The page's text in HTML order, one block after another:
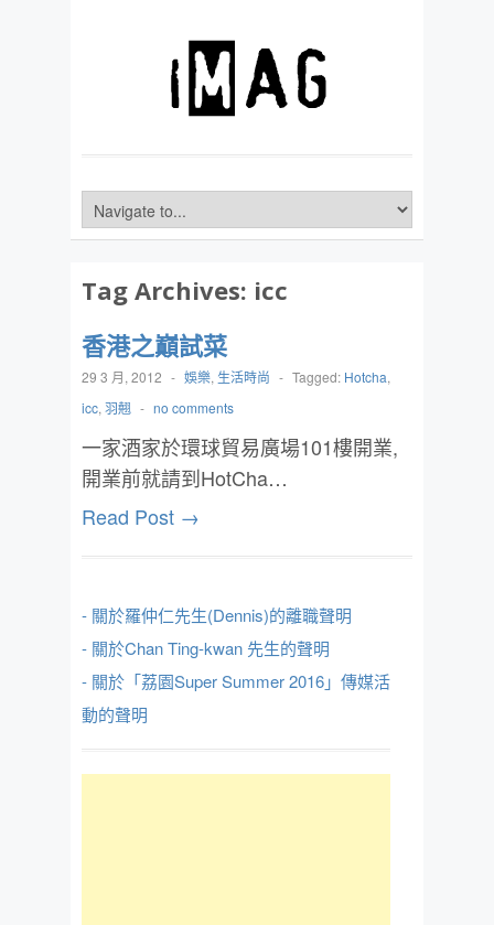
Tag Archives: icc
香港之巔試菜
29 3 月, 2012 - 娛樂, 生活時尚 - Tagged: Hotcha,
icc, 羽翹 - no comments
一家酒家於環球貿易廣場101樓開業,
開業前就請到HotCha…
Read Post →
- 關於羅仲仁先生(Dennis)的離職聲明
- 關於Chan Ting-kwan 先生的聲明
- 關於「荔園Super Summer 2016」傳媒活
動的聲明